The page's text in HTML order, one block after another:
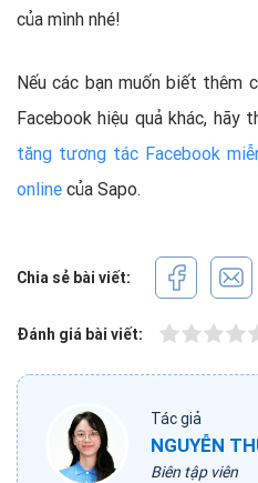
của mình nhé!
Nếu các bạn muốn biết thêm
Facebook hiệu quả khác, hãy
tăng tương tác Facebook
online của Sapo.
Chia sẻ bài viết:
Đánh giá bài viết:
Tác giả
NGUYỄN
Biên tập viên